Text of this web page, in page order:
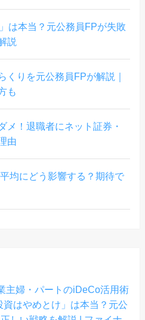
は本当？元公務員FPが失敗
説
くりを元公務員FPが解説｜
も
メ！退職者にネット証券・
由
均にどう影響する？期待で
主婦・パートのiDeCo活用術
資はやめとけ」は本当？元公